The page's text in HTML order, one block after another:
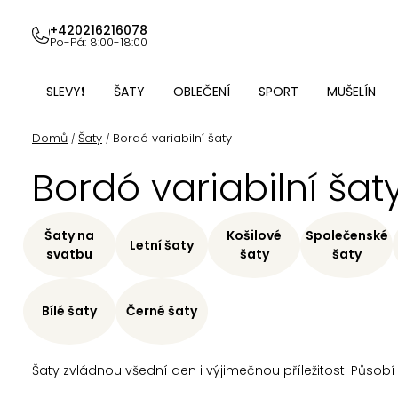
obsah
+420216216078
Po-Pá: 8:00-18:00
SLEVY❗ ŠATY OBLEČENÍ SPORT MUŠELÍN
Domů / Šaty / Bordó variabilní šaty
Bordó variabilní
Šaty zvládnou všední den i výjimečnou příležitost.
Šaty na
svatbu
Letní šaty
Košilové
šaty
Společenské
šaty
Bílé šaty Černé šaty